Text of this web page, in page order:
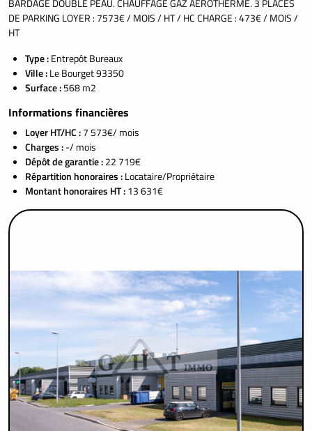
BARDAGE DOUBLE PEAU. CHAUFFAGE GAZ AEROTHERME. 3 PLACES
DE PARKING LOYER : 7573€ / MOIS / HT / HC CHARGE : 473€ / MOIS /
HT
Type :Entrepôt Bureaux
Ville :Le Bourget 93350
Surface :568 m2
Informations financières
Loyer HT/HC :7 573€/ mois
Charges :-/ mois
Dépôt de garantie :22 719€
Répartition honoraires :Locataire/Propriétaire
Montant honoraires HT :13 631€